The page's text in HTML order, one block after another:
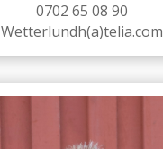
0702 65 08 90
Wetterlundh(a)telia.com